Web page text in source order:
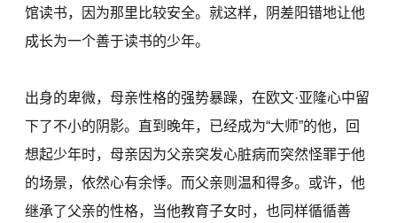
馆读书，因为那里比较安全。就这样，阴差阳错地让他
成长为一个善于读书的少年。
出身的卑微，母亲性格的强势暴躁，在欧文·亚隆心中留
下了不小的阴影。直到晚年，已经成为“大师”的他，回
想起少年时，母亲因为父亲突发心脏病而突然怪罪于他
的场景，依然心有余悸。而父亲则温和得多。或许，他
继承了父亲的性格，当他教育子女时，也同样循循善